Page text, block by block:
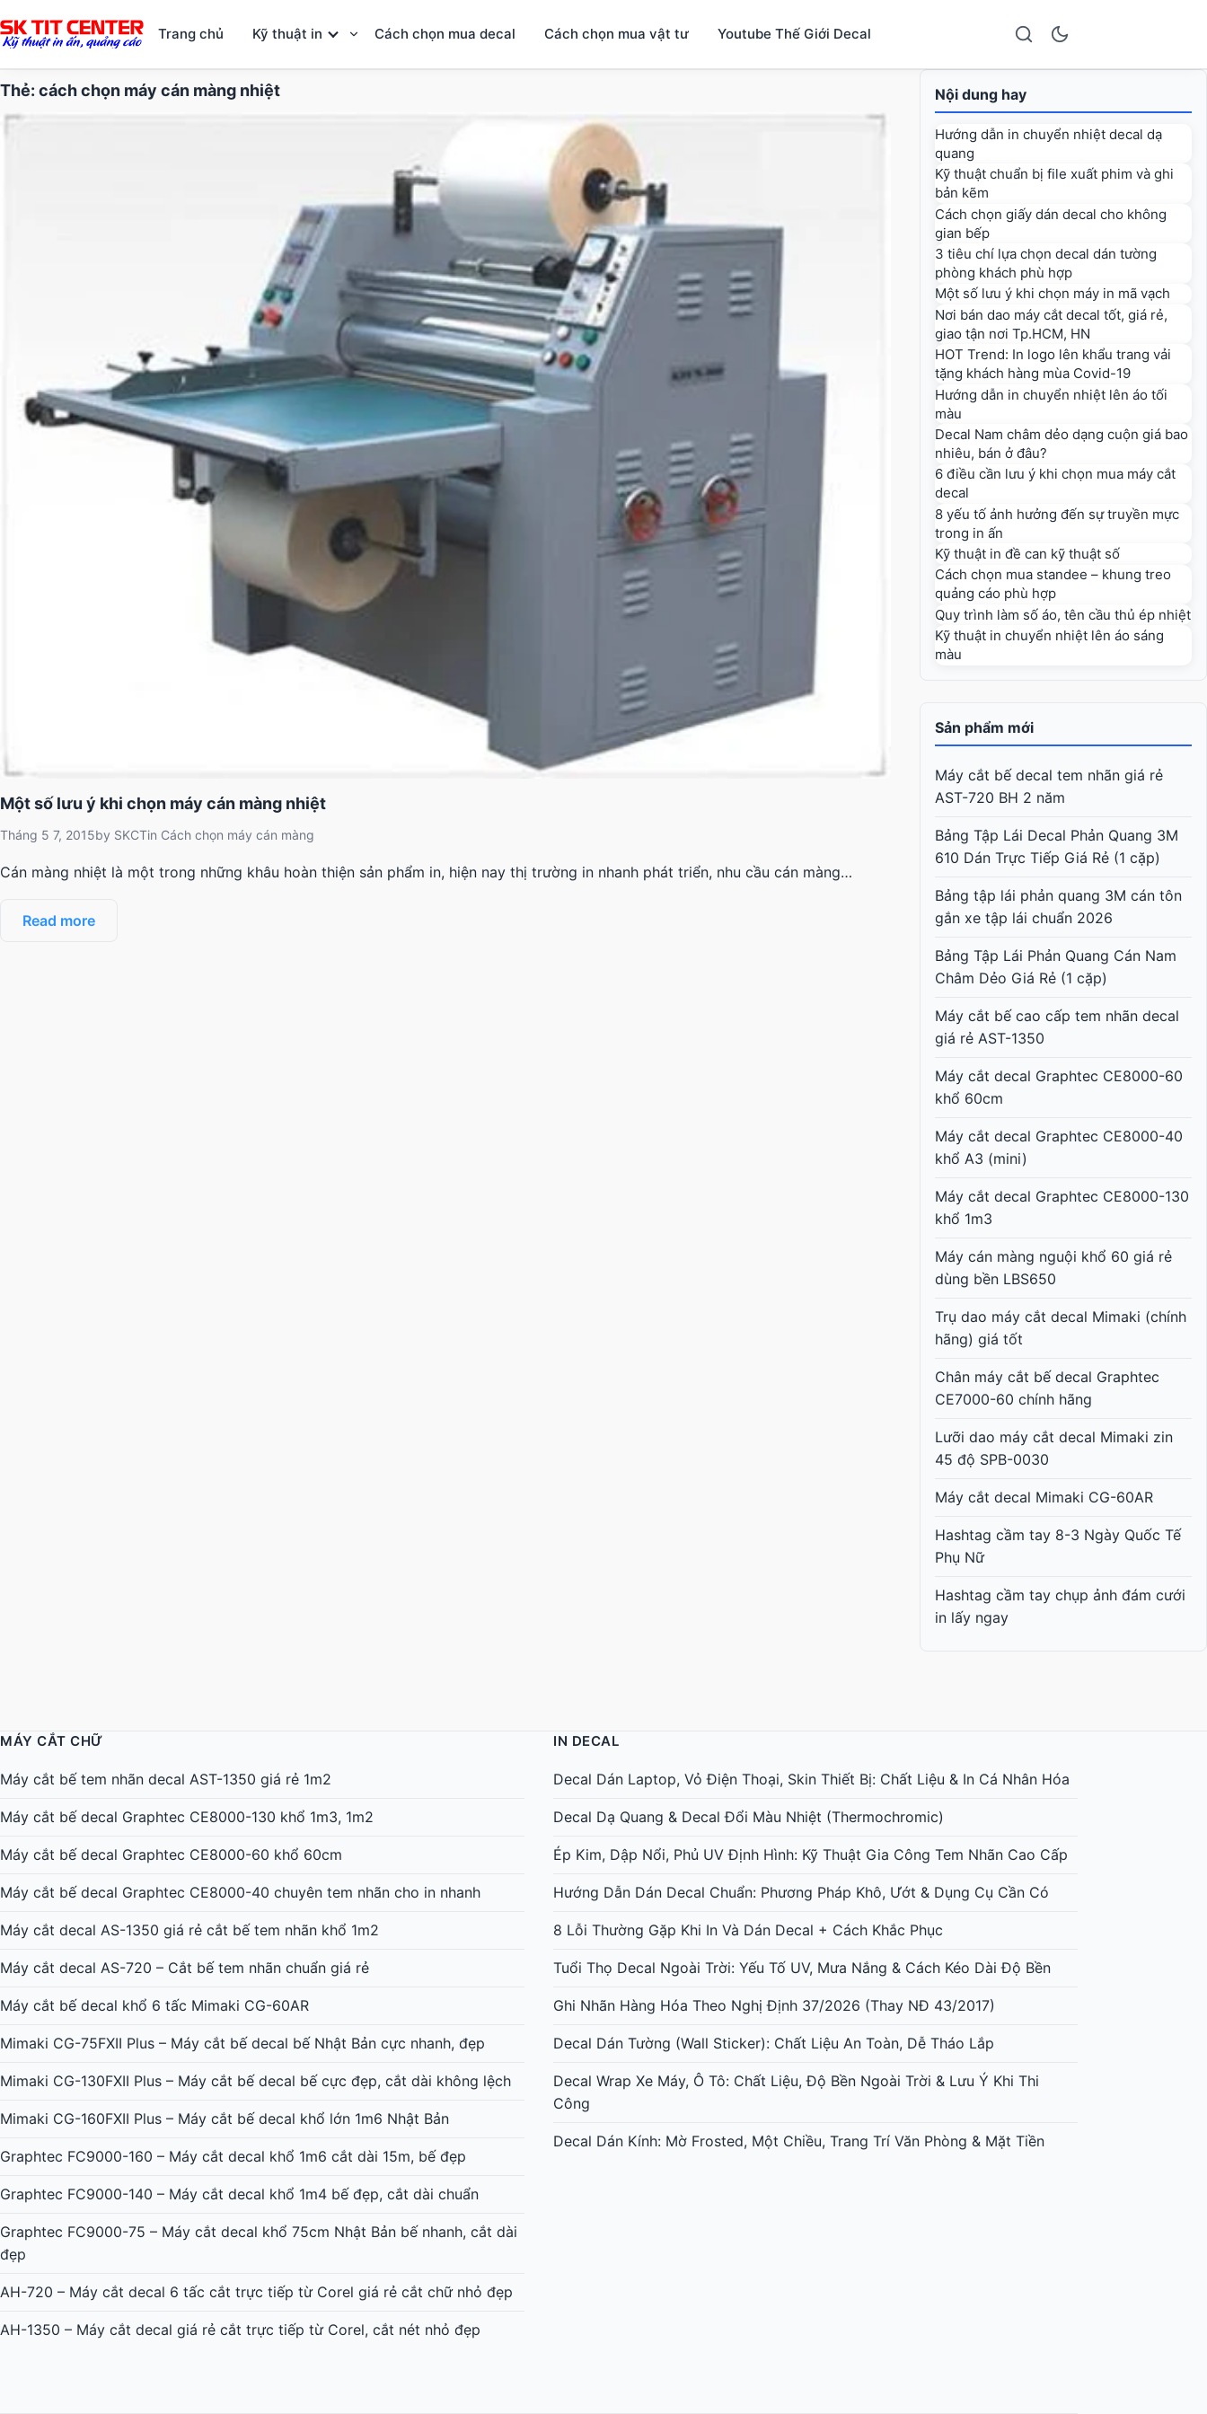
Trang chủ Kỹ thuật in Cách chọn mua decal Cách chọn mua vật tư Youtube Thế Giới Decal
Thẻ: cách chọn máy cán màng nhiệt
Một số lưu ý khi chọn máy cán màng nhiệt
Tháng 5 7, 2015by SKCTin Cách chọn máy cán màng
Cán màng nhiệt là một trong những khâu hoàn thiện sản phẩm in, hiện nay thị trường in nhanh phát triển, nhu cầu cán màng…
Read more
Nội dung hay
Hướng dẫn in chuyển nhiệt decal dạ
quang
Kỹ thuật chuẩn bị file xuất phim và ghi
bản kẽm
Cách chọn giấy dán decal cho không
gian bếp
3 tiêu chí lựa chọn decal dán tường
phòng khách phù hợp
Một số lưu ý khi chọn máy in mã vạch
Nơi bán dao máy cắt decal tốt, giá rẻ,
giao tận nơi Tp.HCM, HN
HOT Trend: In logo lên khẩu trang vải
tặng khách hàng mùa Covid-19
Hướng dẫn in chuyển nhiệt lên áo tối
màu
Decal Nam châm dẻo dạng cuộn giá bao
nhiêu, bán ở đâu?
6 điều cần lưu ý khi chọn mua máy cắt
decal
8 yếu tố ảnh hưởng đến sự truyền mực
trong in ấn
Kỹ thuật in đề can kỹ thuật số
Cách chọn mua standee – khung treo
quảng cáo phù hợp
Quy trình làm số áo, tên cầu thủ ép nhiệt
Kỹ thuật in chuyển nhiệt lên áo sáng
màu
Sản phẩm mới
Máy cắt bế decal tem nhãn giá rẻ
AST-720 BH 2 năm
Bảng Tập Lái Decal Phản Quang 3M
610 Dán Trực Tiếp Giá Rẻ (1 cặp)
Bảng tập lái phản quang 3M cán tôn
gắn xe tập lái chuẩn 2026
Bảng Tập Lái Phản Quang Cán Nam
Châm Dẻo Giá Rẻ (1 cặp)
Máy cắt bế cao cấp tem nhãn decal
giá rẻ AST-1350
Máy cắt decal Graphtec CE8000-60
khổ 60cm
Máy cắt decal Graphtec CE8000-40
khổ A3 (mini)
Máy cắt decal Graphtec CE8000-130
khổ 1m3
Máy cán màng nguội khổ 60 giá rẻ
dùng bền LBS650
Trụ dao máy cắt decal Mimaki (chính
hãng) giá tốt
Chân máy cắt bế decal Graphtec
CE7000-60 chính hãng
Lưỡi dao máy cắt decal Mimaki zin
45 độ SPB-0030
Máy cắt decal Mimaki CG-60AR
Hashtag cầm tay 8-3 Ngày Quốc Tế
Phụ Nữ
Hashtag cầm tay chụp ảnh đám cưới
in lấy ngay
MÁY CẮT CHỮ
Máy cắt bế tem nhãn decal AST-1350 giá rẻ 1m2
Máy cắt bế decal Graphtec CE8000-130 khổ 1m3, 1m2
Máy cắt bế decal Graphtec CE8000-60 khổ 60cm
Máy cắt bế decal Graphtec CE8000-40 chuyên tem nhãn cho in nhanh
Máy cắt decal AS-1350 giá rẻ cắt bế tem nhãn khổ 1m2
Máy cắt decal AS-720 – Cắt bế tem nhãn chuẩn giá rẻ
Máy cắt bế decal khổ 6 tấc Mimaki CG-60AR
Mimaki CG-75FXII Plus – Máy cắt bế decal bế Nhật Bản cực nhanh, đẹp
Mimaki CG-130FXII Plus – Máy cắt bế decal bế cực đẹp, cắt dài không lệch
Mimaki CG-160FXII Plus – Máy cắt bế decal khổ lớn 1m6 Nhật Bản
Graphtec FC9000-160 – Máy cắt decal khổ 1m6 cắt dài 15m, bế đẹp
Graphtec FC9000-140 – Máy cắt decal khổ 1m4 bế đẹp, cắt dài chuẩn
Graphtec FC9000-75 – Máy cắt decal khổ 75cm Nhật Bản bế nhanh, cắt dài
đẹp
AH-720 – Máy cắt decal 6 tấc cắt trực tiếp từ Corel giá rẻ cắt chữ nhỏ đẹp
AH-1350 – Máy cắt decal giá rẻ cắt trực tiếp từ Corel, cắt nét nhỏ đẹp
IN DECAL
Decal Dán Laptop, Vỏ Điện Thoại, Skin Thiết Bị: Chất Liệu & In Cá Nhân Hóa
Decal Dạ Quang & Decal Đổi Màu Nhiệt (Thermochromic)
Ép Kim, Dập Nổi, Phủ UV Định Hình: Kỹ Thuật Gia Công Tem Nhãn Cao Cấp
Hướng Dẫn Dán Decal Chuẩn: Phương Pháp Khô, Ướt & Dụng Cụ Cần Có
8 Lỗi Thường Gặp Khi In Và Dán Decal + Cách Khắc Phục
Tuổi Thọ Decal Ngoài Trời: Yếu Tố UV, Mưa Nắng & Cách Kéo Dài Độ Bền
Ghi Nhãn Hàng Hóa Theo Nghị Định 37/2026 (Thay NĐ 43/2017)
Decal Dán Tường (Wall Sticker): Chất Liệu An Toàn, Dễ Tháo Lắp
Decal Wrap Xe Máy, Ô Tô: Chất Liệu, Độ Bền Ngoài Trời & Lưu Ý Khi Thi
Công
Decal Dán Kính: Mờ Frosted, Một Chiều, Trang Trí Văn Phòng & Mặt Tiền